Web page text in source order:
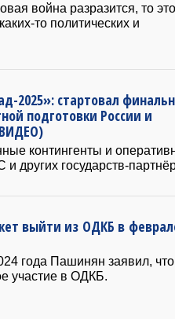
война разразится, то
то политических и
2025»: стартовал
подготовки России и
контингенты и
других государств-
выйти из ОДКБ в
года Пашинян заявил, что
участие в ОДКБ.